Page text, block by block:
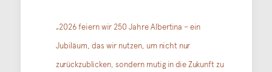
„2026 feiern wir 250 Jahre Albertina – ein
Jubiläum, das wir nutzen, um nicht nur
zurückzublicken, sondern mutig in die Zukunft zu